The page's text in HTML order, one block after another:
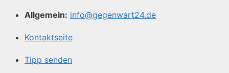
Allgemein: info@gegenwart24.de
Kontaktseite
Tipp senden